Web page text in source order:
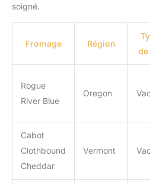
soigné.
Fromage Région
Rogue
River Blue
Oregon
Cabot
Clothbound
Cheddar
Vermont